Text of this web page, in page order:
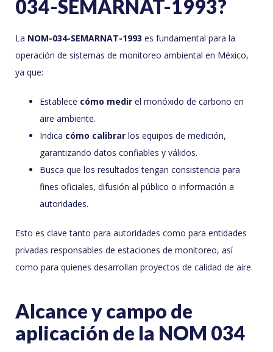
034-SEMARNAT-1993?
La NOM-034-SEMARNAT-1993 es fundamental para la
operación de sistemas de monitoreo ambiental en México,
ya que:
Establece cómo medir el monóxido de carbono en
aire ambiente.
Indica cómo calibrar los equipos de medición,
garantizando datos confiables y válidos.
Busca que los resultados tengan consistencia para
fines oficiales, difusión al público o información a
autoridades.
Esto es clave tanto para autoridades como para entidades
privadas responsables de estaciones de monitoreo, así
como para quienes desarrollan proyectos de calidad de aire.
Alcance y campo de
aplicación de la NOM 034